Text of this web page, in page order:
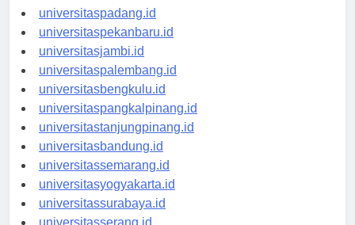
universitasmedan.id
universitaspadang.id
universitaspekanbaru.id
universitasjambi.id
universitaspalembang.id
universitasbengkulu.id
universitaspangkalpinang.id
universitastanjungpinang.id
universitasbandung.id
universitassemarang.id
universitasyogyakarta.id
universitassurabaya.id